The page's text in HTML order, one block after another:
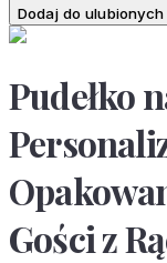
Dodaj do ulubionych
Pudełko
Gości z